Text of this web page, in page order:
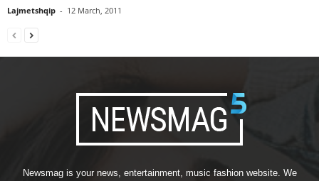
Lajmetshqip - 12 March, 2011
Newsmag is your news, entertainment, music fashion website. We